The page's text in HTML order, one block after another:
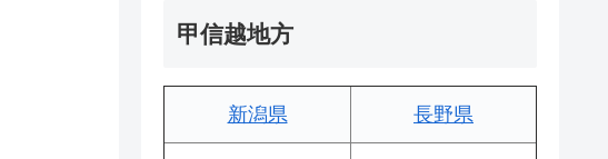
甲信越地方
新潟県 長野県